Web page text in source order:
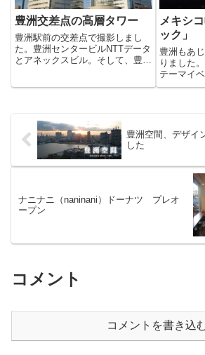
豊洲交差点の高層タワー
豊洲駅前の交差点で撮影しまし
た。豊洲センタービルNTTデータ
とアネックスビル。そして、豊洲
メキシ
ック」
豊洲もあ
りました
テーマイ
ています
なんです
豊洲空間、デザイ
した
ナニナニ（naninani）ドーナツ プレオ
ープン
コメント
コメントを書き込